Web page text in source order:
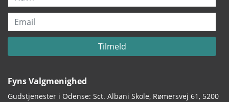
Fyns Valgmenighed
Gudstjenester i Odense: Sct. Albani Skole, Rømersvej 61, 5200
Email
Tilmeld